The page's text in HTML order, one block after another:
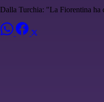
Dalla Turchia: "La Fiorentina